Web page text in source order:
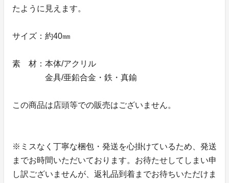
たように見えます。
サイズ：約40㎜
素 材：本体/アクリル
金具/亜鉛合金・鉄・真鍮
この商品は店頭等での販売はございません。
※ミスなく丁寧な梱包・発送を心掛けているため、発送
までお時間いただいております。お待たせしてしまい申
し訳ございませんが、返礼品到着までお待ちいただけま